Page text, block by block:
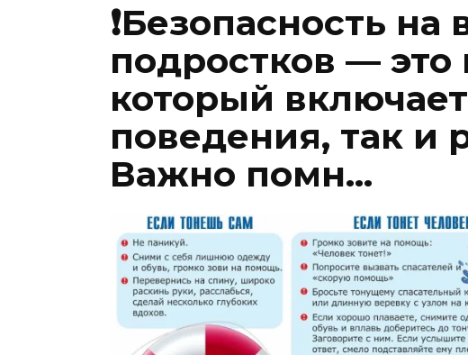
❗Безопасность на
подростков —
который
поведения, так и
Важно помн…